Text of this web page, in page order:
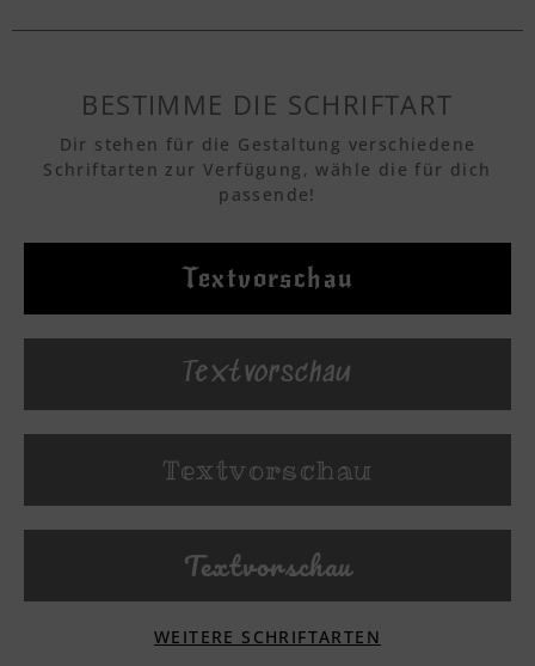
BESTIMME DIE SCHRIFTART
Dir stehen für die Gestaltung verschiedene
Schriftarten zur Verfügung, wähle die für dich
passende!
Textvorschau
Textvorschau
Textvorschau
Textvorschau
WEITERE SCHRIFTARTEN